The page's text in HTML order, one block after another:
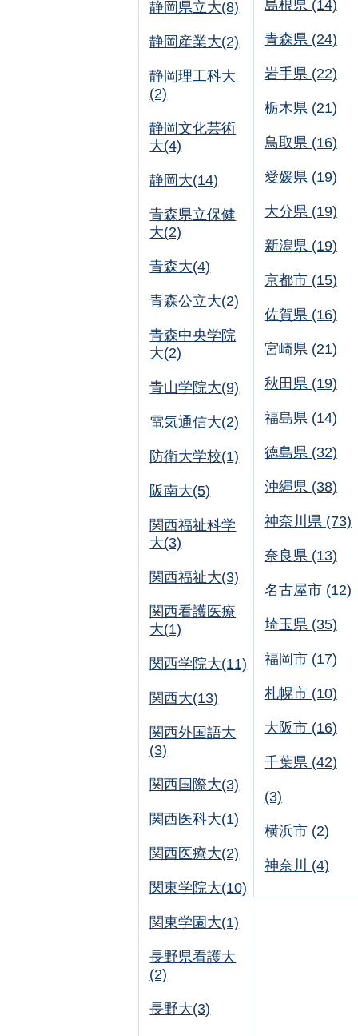
静岡県立大(8)
静岡産業大(2)
静岡理工科大
(2)
静岡文化芸術
大(4)
静岡大(14)
青森県立保健
大(2)
青森大(4)
青森公立大(2)
青森中央学院
大(2)
青山学院大(9)
電気通信大(2)
防衛大学校(1)
阪南大(5)
関西福祉科学
大(3)
関西福祉大(3)
関西看護医療
大(1)
関西学院大(11)
関西大(13)
関西外国語大
(3)
関西国際大(3)
関西医科大(1)
関西医療大(2)
関東学院大(10)
関東学園大(1)
長野県看護大
(2)
長野大(3)
島根県 (14)
青森県 (24)
岩手県 (22)
栃木県 (21)
鳥取県 (16)
愛媛県 (19)
大分県 (19)
新潟県 (19)
京都市 (15)
佐賀県 (16)
宮崎県 (21)
秋田県 (19)
福島県 (14)
徳島県 (32)
沖縄県 (38)
神奈川県 (73)
奈良県 (13)
名古屋市 (12)
埼玉県 (35)
福岡市 (17)
札幌市 (10)
大阪市 (16)
千葉県 (42)
(3)
横浜市 (2)
神奈川 (4)